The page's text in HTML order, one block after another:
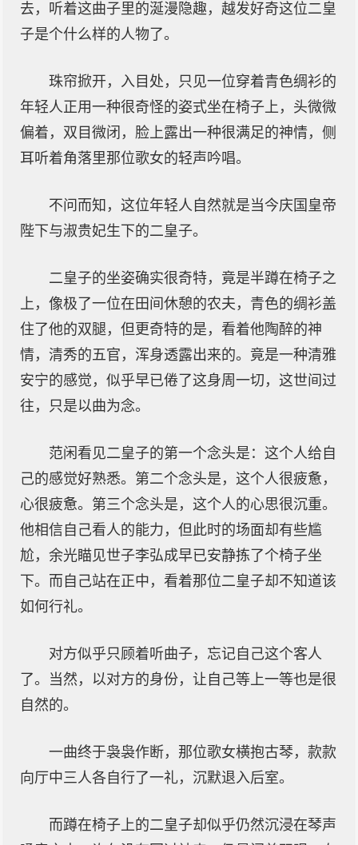
去，听着这曲子里的涎漫隐趣，越发好奇这位二皇
子是个什么样的人物了。
珠帘掀开，入目处，只见一位穿着青色绸衫的
年轻人正用一种很奇怪的姿式坐在椅子上，头微微
偏着，双目微闭，脸上露出一种很满足的神情，侧
耳听着角落里那位歌女的轻声吟唱。
不问而知，这位年轻人自然就是当今庆国皇帝
陛下与淑贵妃生下的二皇子。
二皇子的坐姿确实很奇特，竟是半蹲在椅子之
上，像极了一位在田间休憩的农夫，青色的绸衫盖
住了他的双腿，但更奇特的是，看着他陶醉的神
情，清秀的五官，浑身透露出来的。竟是一种清雅
安宁的感觉，似乎早已倦了这身周一切，这世间过
往，只是以曲为念。
范闲看见二皇子的第一个念头是：这个人给自
己的感觉好熟悉。第二个念头是，这个人很疲惫，
心很疲惫。第三个念头是，这个人的心思很沉重。
他相信自己看人的能力，但此时的场面却有些尴
尬，余光瞄见世子李弘成早已安静拣了个椅子坐
下。而自己站在正中，看着那位二皇子却不知道该
如何行礼。
对方似乎只顾着听曲子，忘记自己这个客人
了。当然，以对方的身份，让自己等上一等也是很
自然的。
一曲终于袅袅作断，那位歌女横抱古琴，款款
向厅中三人各自行了一礼，沉默退入后室。
而蹲在椅子上的二皇子却似乎仍然沉浸在琴声